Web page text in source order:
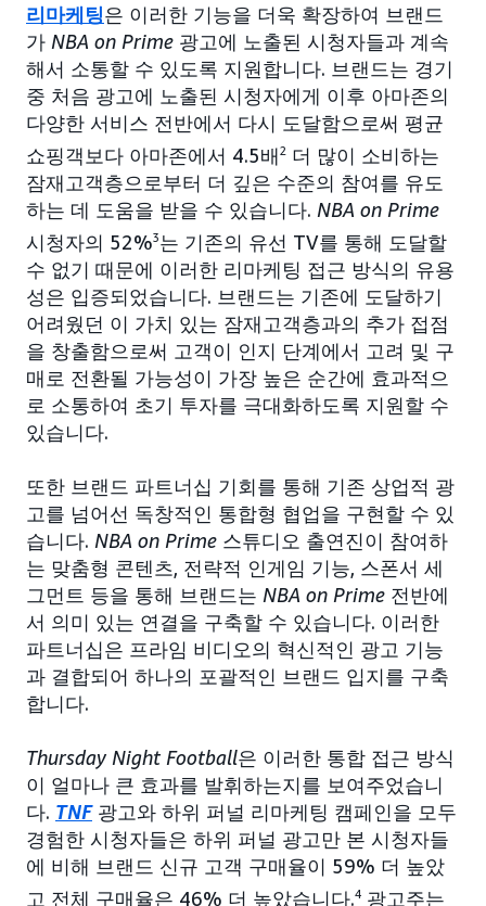
리마케팅은 이러한 기능을 더욱 확장하여 브랜드
가 NBA on Prime 광고에 노출된 시청자들과 계속
해서 소통할 수 있도록 지원합니다. 브랜드는 경기
중 처음 광고에 노출된 시청자에게 이후 아마존의
다양한 서비스 전반에서 다시 도달함으로써 평균
쇼핑객보다 아마존에서 4.5배2 더 많이 소비하는
잠재고객층으로부터 더 깊은 수준의 참여를 유도
하는 데 도움을 받을 수 있습니다. NBA on Prime
시청자의 52%3는 기존의 유선 TV를 통해 도달할
수 없기 때문에 이러한 리마케팅 접근 방식의 유용
성은 입증되었습니다. 브랜드는 기존에 도달하기
어려웠던 이 가치 있는 잠재고객층과의 추가 접점
을 창출함으로써 고객이 인지 단계에서 고려 및 구
매로 전환될 가능성이 가장 높은 순간에 효과적으
로 소통하여 초기 투자를 극대화하도록 지원할 수
있습니다.
또한 브랜드 파트너십 기회를 통해 기존 상업적 광
고를 넘어선 독창적인 통합형 협업을 구현할 수 있
습니다. NBA on Prime 스튜디오 출연진이 참여하
는 맞춤형 콘텐츠, 전략적 인게임 기능, 스폰서 세
그먼트 등을 통해 브랜드는 NBA on Prime 전반에
서 의미 있는 연결을 구축할 수 있습니다. 이러한
파트너십은 프라임 비디오의 혁신적인 광고 기능
과 결합되어 하나의 포괄적인 브랜드 입지를 구축
합니다.
Thursday Night Football은 이러한 통합 접근 방식
이 얼마나 큰 효과를 발휘하는지를 보여주었습니
다. TNF광고와 하위 퍼널 리마케팅 캠페인을 모두
경험한 시청자들은 하위 퍼널 광고만 본 시청자들
에 비해 브랜드 신규 고객 구매율이 59% 더 높았
고 전체 구매율은 46% 더 높았습니다.4 광고주는